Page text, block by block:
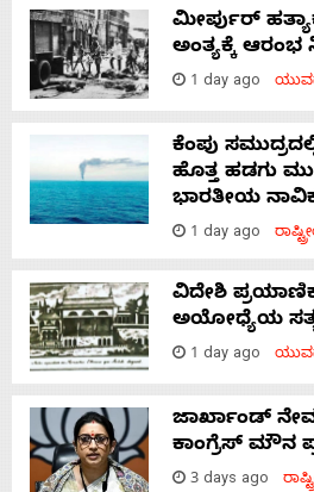
ಮೀರ್ಪುರ್
ಅಂತ್ಯಕ್ಕೆ ಆರಂಭ
1 day ago
ಕೆಂಪು
ಹೊತ್ತ ಹಡಗು
ಭಾರತೀಯ
1 day ago
ವಿದೇಶಿ
ಅಯೋಧ್ಯೆಯ
1 day ago
ಜಾರ್ಖಾಂಡ್‌
ಕಾಂಗ್ರೆಸ್‌ ಮೌನ
3 days ago